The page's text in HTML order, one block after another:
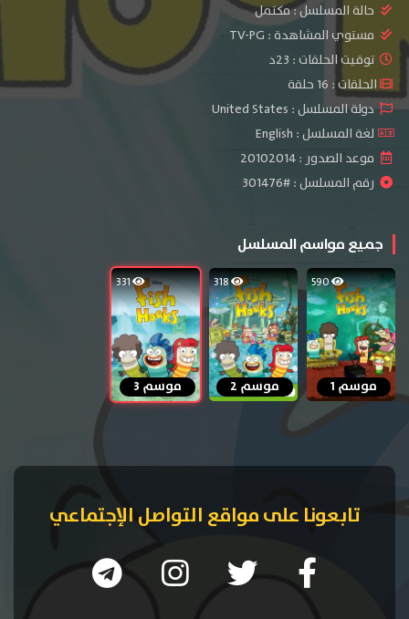
حالة المسلسل :مكتمل
مستوي المشاهدة : TV-PG
توقيت الحلقات : 23د
الحلقات : 16 حلقة
دولة المسلسل : United States
لغة المسلسل : English
موعد الصدور : 20102014
رقم المسلسل : #301476
جميع مواسم المسلسل
590
موسم 1
318
موسم 2
331
موسم 3
تابعونا على مواقع التواصل الإجتماعي